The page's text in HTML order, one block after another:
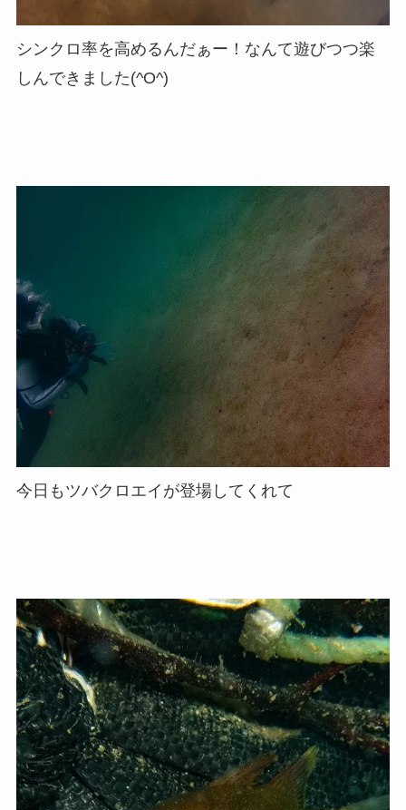
シンクロ率を高めるんだぁー！なんて遊びつつ楽
しんできました(^O^)
今日もツバクロエイが登場してくれて